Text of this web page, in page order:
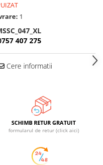
1
407 275
Cere informatii
SCHIMB RETUR GRATUIT
formularul de retur (click aici)